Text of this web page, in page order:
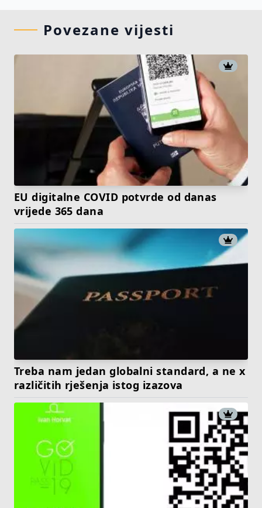
Povezane vijesti
EU digitalne COVID potvrde od danas
vrijede 365 dana
Treba nam jedan globalni standard, a ne x
različitih rješenja istog izazova